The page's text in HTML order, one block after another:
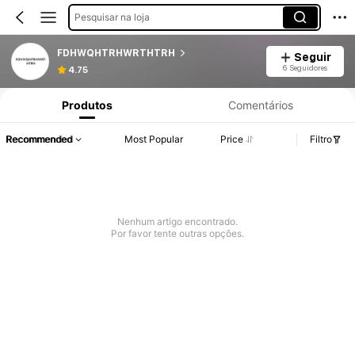
Pesquisar na loja
FDHWQHTRHWRTHTRH
4.75
Seguir
6 Seguidores
Produtos Comentários
Recommended Most Popular Price Filtro
Nenhum artigo encontrado.
Por favor tente outras opções.